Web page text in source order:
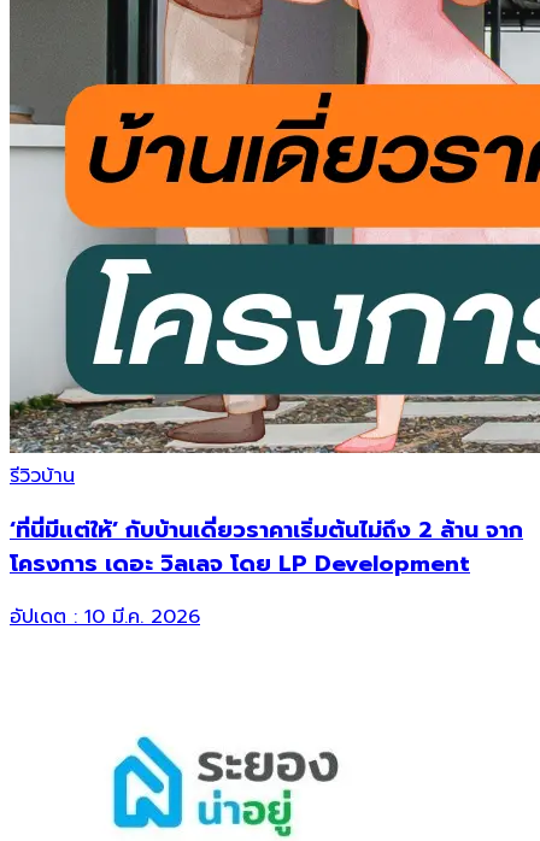
รีวิวบ้าน
‘ที่นี่มีแต่ให้’ กับบ้านเดี่ยวราคาเริ่มต้นไม่ถึง 2 ล้าน จาก
โครงการ เดอะ วิลเลจ โดย LP Development
อัปเดต :10 มี.ค. 2026